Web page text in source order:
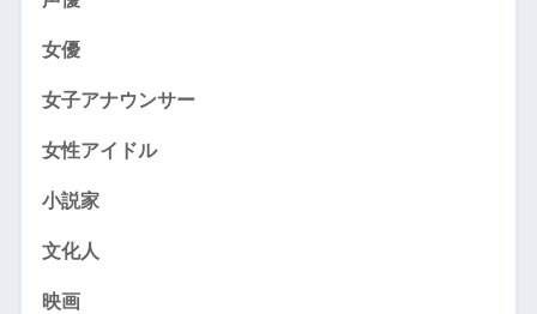
女優
女子アナウンサー
女性アイドル
小説家
文化人
映画